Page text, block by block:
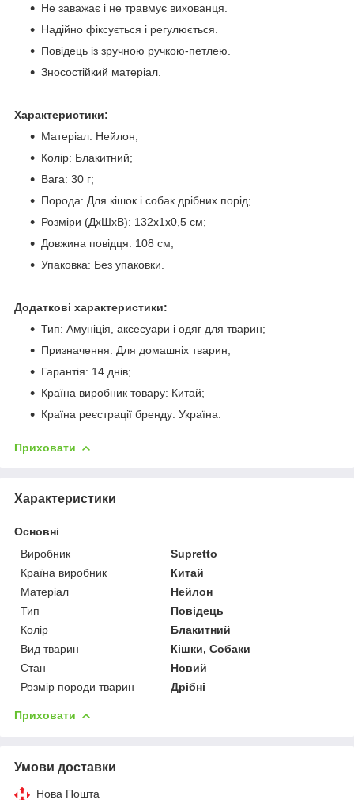
Не заважає і не травмує вихованця.
Надійно фіксується і регулюється.
Повідець із зручною ручкою-петлею.
Зносостійкий матеріал.
Характеристики:
Матеріал: Нейлон;
Колір: Блакитний;
Вага: 30 г;
Порода: Для кішок і собак дрібних порід;
Розміри (ДхШхВ): 132х1х0,5 см;
Довжина повідця: 108 см;
Упаковка: Без упаковки.
Додаткові характеристики:
Тип: Амуніція, аксесуари і одяг для тварин;
Призначення: Для домашніх тварин;
Гарантія: 14 днів;
Країна виробник товару: Китай;
Країна реєстрації бренду: Україна.
Приховати
Характеристики
Основні
Виробник
Supretto
Країна виробник
Китай
Матеріал
Нейлон
Тип
Повідець
Колір
Блакитний
Вид тварин
Кішки, Собаки
Стан
Новий
Розмір породи тварин
Дрібні
Приховати
Умови доставки
Нова Пошта